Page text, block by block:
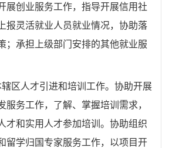
展创业服务工作，指导开展信用社
报灵活就业人员就业情况，协助落
；承担上级部门安排的其他就业服
区人才引进和培训工作。协助开展
服务工作，了解、掌握培训需求，
才和实用人才参加培训。协助组织
留学归国专家服务工作，以项目开